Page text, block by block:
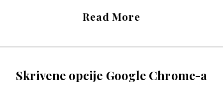
Read More
Skrivene opcije Google Chrome-a